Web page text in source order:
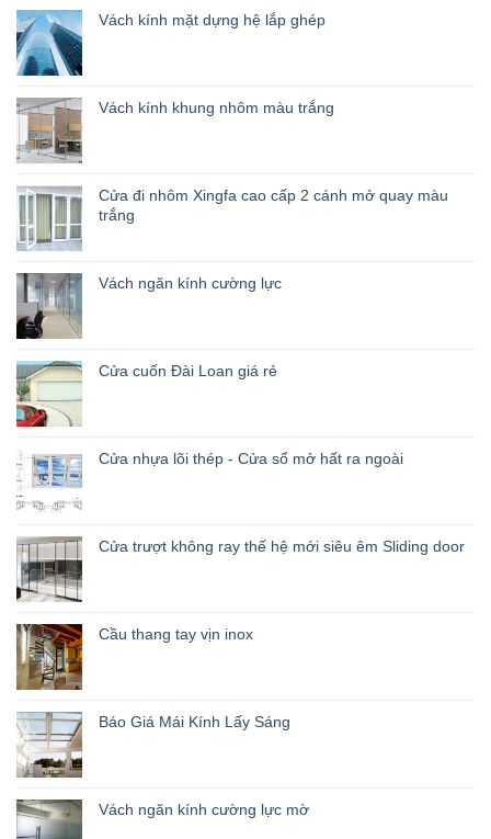
Vách kính mặt dựng hệ lắp ghép
Vách kính khung nhôm màu trắng
Cửa đi nhôm Xingfa cao cấp 2 cánh mở quay màu
trắng
Vách ngăn kính cường lực
Cửa cuốn Đài Loan giá rẻ
Cửa nhựa lõi thép - Cửa sổ mở hất ra ngoài
Cửa trượt không ray thế hệ mới siêu êm Sliding door
Cầu thang tay vịn inox
Báo Giá Mái Kính Lấy Sáng
Vách ngăn kính cường lực mờ